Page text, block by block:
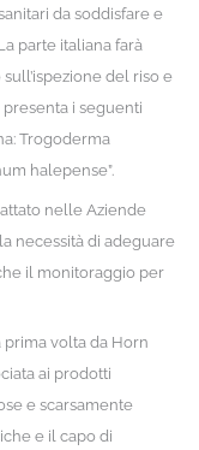
da soddisfare e
parte italiana farà
del riso e
i seguenti
Trogoderma
halepense”.
nelle Aziende
necessità di adeguare
il monitoraggio per
volta da Horn
ai prodotti
e scarsamente
e il capo di